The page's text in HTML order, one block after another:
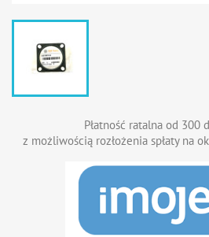
Płatność ratalna od 300
z możliwością rozłożenia spłaty na